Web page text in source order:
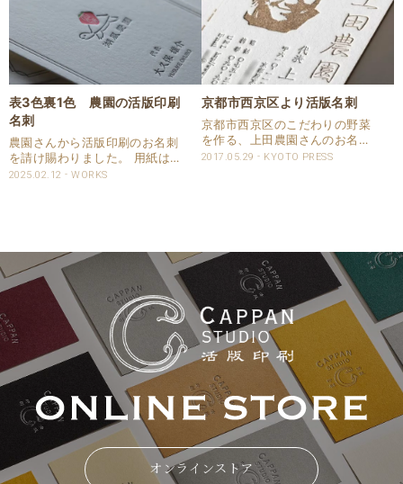
表3色裏1色 農園の活版印刷
名刺
農園さんから活版印刷のお名刺
を請け賜わりました。 用紙は特
Aクッション0.8を使用して、片
2025.02.12 WORKS
京都市西京区より活版名刺
京都市西京区のこだわりの野菜
を作る、上田農園さんのお名刺
です。 弊社、京都活版印刷所に
2017.05.29 KYOTO PRESS
オンラインストア